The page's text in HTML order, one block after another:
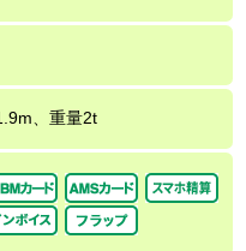
、重量2t